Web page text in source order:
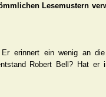
Lesemustern
erinnert ein wenig an die
Robert Bell? Hat er